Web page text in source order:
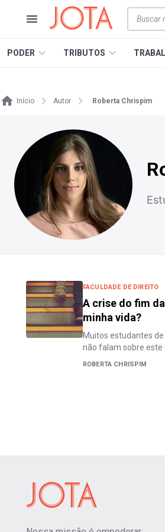
PODER TRIBUTOS
Início Autor Roberta Chrispim
FACULDADE DE DIREITO
A crise do fim
minha vida?
Muitos estudantes
não falam sobre este
ROBERTA CHRISPIM